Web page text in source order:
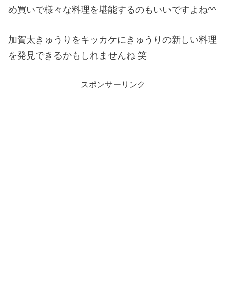
め買いで様々な料理を堪能するのもいいですよね^^
加賀太きゅうりをキッカケにきゅうりの新しい料理
を発見できるかもしれませんね 笑
スポンサーリンク